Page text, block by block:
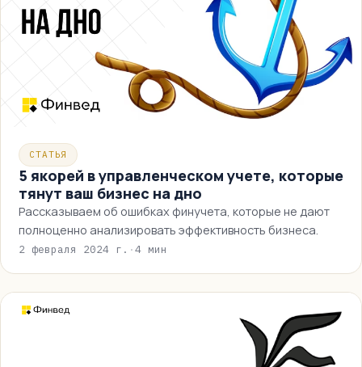
СТАТЬЯ
5 якорей в управленческом учете, которые
тянут ваш бизнес на дно
Рассказываем об ошибках финучета, которые не дают
полноценно анализировать эффективность бизнеса.
2 февраля 2024 г. ·4 мин